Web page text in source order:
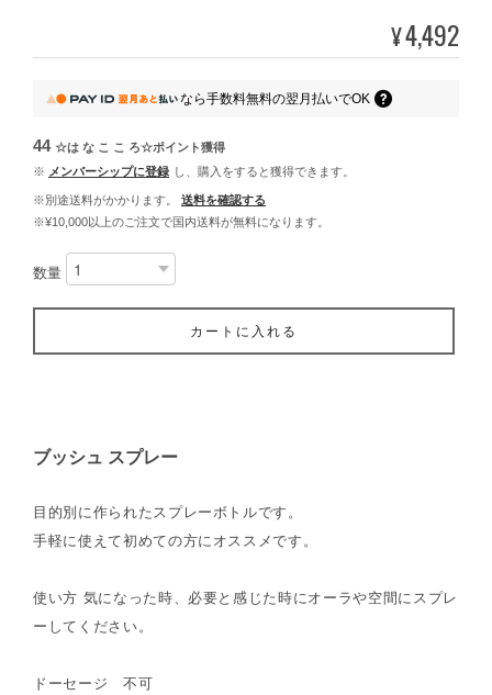
¥4,492
なら手数料無料の翌月払いでOK
44 ☆は な こ こ ろ☆ポイント獲得
※ メンバーシップに登録 し、購入をすると獲得できます。
※別途送料がかかります。
送料を確認する
※¥10,000以上のご注文で国内送料が無料になります。
数量
カートに入れる
ブッシュ スプレー
目的別に作られたスプレーボトルです。
手軽に使えて初めての方にオススメです。
使い方 気になった時、必要と感じた時にオーラや空間にスプレ
ーしてください。
ドーセージ 不可